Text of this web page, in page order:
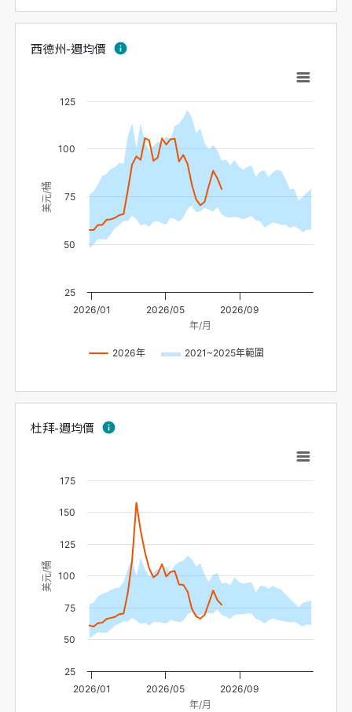
西德州-週均價 info
年/月
美元/桶
2026年 2021~2025年範圍
2026/01 2026/05 2026/09
100
25
50
75
125
杜拜-週均價 info
年/月
美元/桶
2026/01 2026/05 2026/09
25
50
75
100
125
150
175